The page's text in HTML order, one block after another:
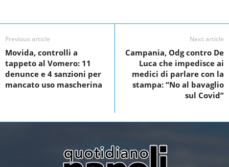
c
e
b
o
o
i
t
t
e
r
n
k
e
d
I
a
e
Previous article
Movida, controlli a
tappeto al Vomero: 11
denunce e 4 sanzioni per
mancato uso mascherina
Next article
Campania, Odg contro De
Luca che impedisce ai
medici di parlare con la
stampa: “No al bavaglio
sul Covid”